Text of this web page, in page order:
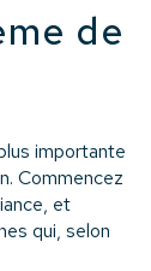
de
importante
Commencez
et
qui, selon